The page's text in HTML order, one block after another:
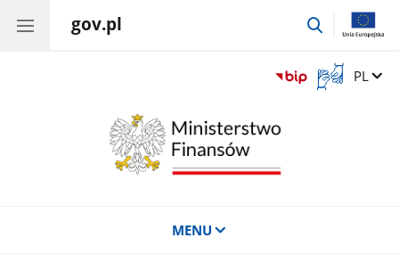
gov.pl
przejdź
Otwórz
okno
Zmień
PL
MENU